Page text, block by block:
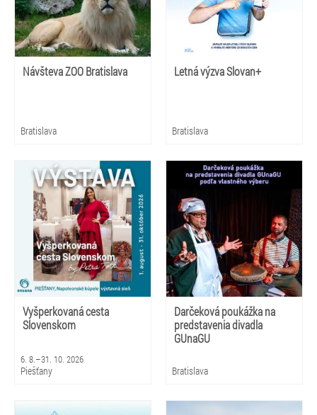
Návšteva ZOO Bratislava
Bratislava
Letná výzva Slovan+
Bratislava
Vyšperkovaná cesta
Slovenskom
6. 8.–31. 10. 2026
Piešťany
Darčeková poukážka na
predstavenia divadla
GUnaGU
Bratislava